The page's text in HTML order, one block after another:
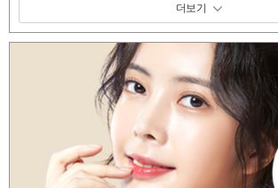
패키지 보기 토글